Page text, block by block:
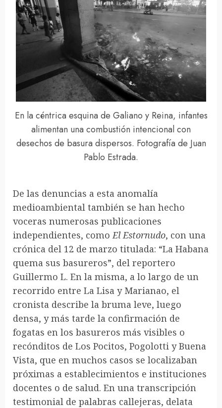
En la céntrica esquina de Galiano y Reina, infantes
alimentan una combustión intencional con
desechos de basura dispersos. Fotografía de Juan
Pablo Estrada.
De las denuncias a esta anomalía
medioambiental también se han hecho
voceras numerosas publicaciones
independientes, como El Estornudo, con una
crónica del 12 de marzo titulada: “La Habana
quema sus basureros”, del reportero
Guillermo L. En la misma, a lo largo de un
recorrido entre La Lisa y Marianao, el
cronista describe la bruma leve, luego
densa, y más tarde la confirmación de
fogatas en los basureros más visibles o
recónditos de Los Pocitos, Pogolotti y Buena
Vista, que en muchos casos se localizaban
próximas a establecimientos e instituciones
docentes o de salud. En una transcripción
testimonial de palabras callejeras, delata